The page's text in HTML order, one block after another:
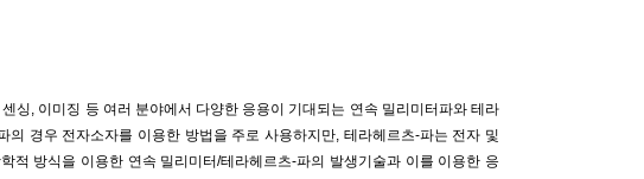
싱, 이미징 등 여러 분야에서 다양한 응용이 기대되는 연속 밀리미터파와 테라
경우 전자소자를 이용한 방법을 주로 사용하지만, 테라헤르츠-파는 전자 및
적 방식을 이용한 연속 밀리미터/테라헤르츠-파의 발생기술과 이를 이용한 응